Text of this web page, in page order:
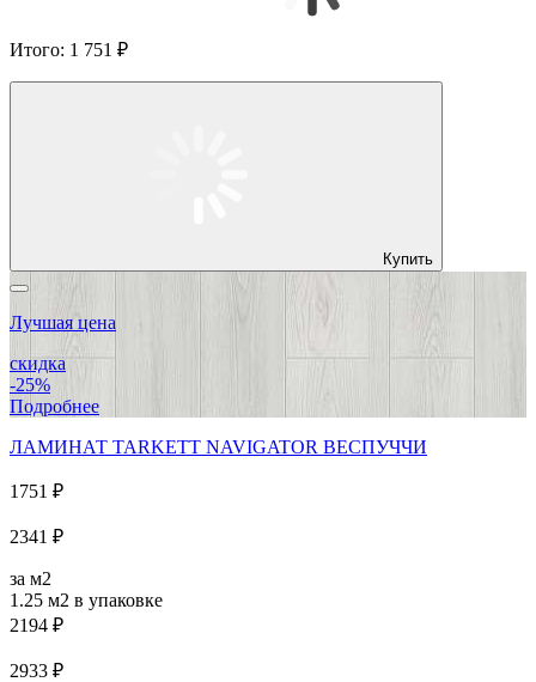
Итого: 1 751 ₽
Купить
Лучшая цена
скидка
-25%
Подробнее
ЛАМИНАТ TARKETT NAVIGATOR ВЕСПУЧЧИ
1751 ₽
2341 ₽
за м2
1.25 м2 в упаковке
2194 ₽
2933 ₽